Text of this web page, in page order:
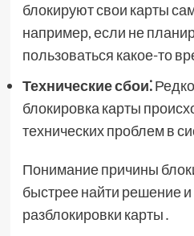
блокируют свои карты
например, если не
пользоваться какое-то
Технические сбои⁚
блокировка карты
технических проблем в
Понимание причины
быстрее найти решение
разблокировки карты․